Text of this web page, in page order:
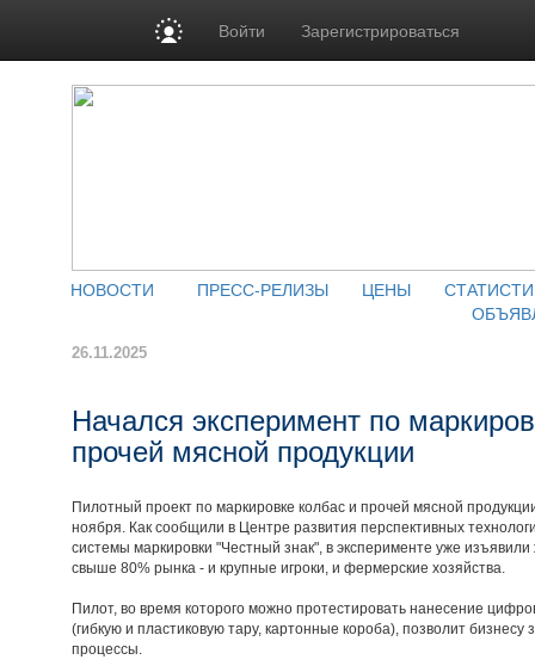
Войти Зарегистрироваться
НОВОСТИ ПРЕСС-РЕЛИЗЫ ЦЕНЫ
26.11.2025
Начался эксперимент по
прочей мясной продукции
Пилотный проект по маркировке колбас и прочей мясной
ноября. Как сообщили в Центре развития перспективных
системы маркировки "Честный знак", в эксперименте уже
свыше 80% рынка - и крупные игроки, и фермерские хозяйства.
Пилот, во время которого можно протестировать нанесение
(гибкую и пластиковую тару, картонные короба), позволит
процессы.